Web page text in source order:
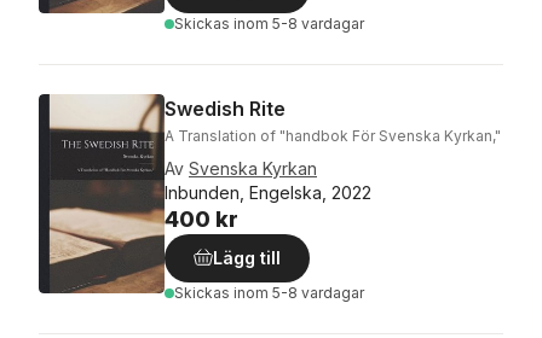
Skickas inom 5-8 vardagar
Swedish Rite
A Translation of "handbok För Svenska Kyrkan,"
Av Svenska Kyrkan
Inbunden, Engelska, 2022
400 kr
Lägg till
Skickas inom 5-8 vardagar